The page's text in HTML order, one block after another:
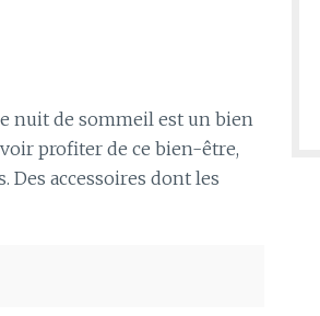
nuit de sommeil est un bien
profiter de ce bien-être,
Des accessoires dont les